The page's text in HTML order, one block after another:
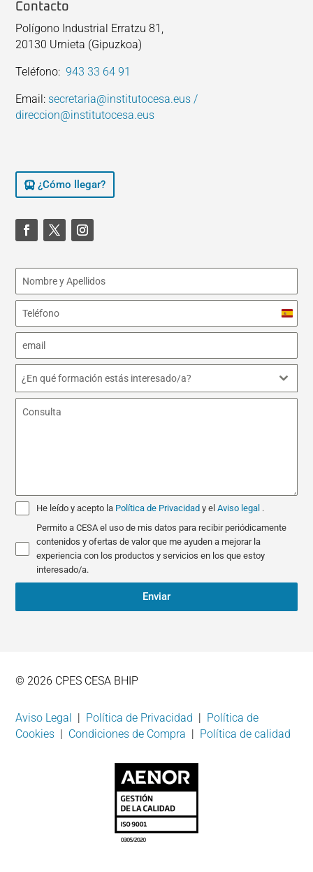
Contacto
Polígono Industrial Erratzu 81,
20130 Urnieta (Gipuzkoa)
Teléfono:943 33 64 91
Email: secretaria@institutocesa.eus /
direccion@institutocesa.eus
¿Cómo llegar?
Spain
+34
¿En qué formación estás interesado/a?
He leído y acepto la Política de Privacidady elAviso legal .
Permito a CESA el uso de mis datos para recibir periódicamente
contenidos y ofertas de valor que me ayuden a mejorar la
experiencia con los productos y servicios en los que estoy
interesado/a.
Enviar
© 2026 CPES CESA BHIP
Aviso Legal Política de Privacidad
Política de
Cookies
Condiciones de Compra Política de calidad